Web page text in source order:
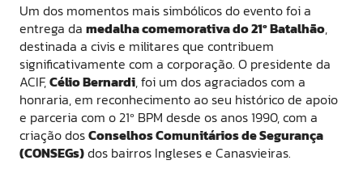
Um dos momentos mais simbólicos do evento foi a
entrega da medalha comemorativa do 21º Batalhão,
destinada a civis e militares que contribuem
significativamente com a corporação. O presidente da
ACIF,Célio Bernardi, foi um dos agraciados com a
honraria, em reconhecimento ao seu histórico de apoio
e parceria com o 21º BPM desde os anos 1990, com a
criação dosConselhos Comunitários de Segurança
(CONSEGs)dos bairros Ingleses e Canasvieiras.